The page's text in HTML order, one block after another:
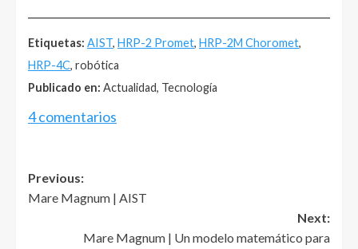
Etiquetas: AIST, HRP-2 Promet, HRP-2M Choromet,
HRP-4C, robótica
Publicado en: Actualidad, Tecnología
4 comentarios
Post
navigation
Previous:
Mare Magnum | AIST
Next:
Mare Magnum | Un modelo matemático para